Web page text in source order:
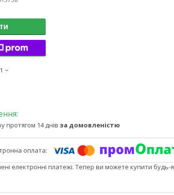
протягом 14 днів за домовленістю
електронні платежі. Тепер ви можете купити